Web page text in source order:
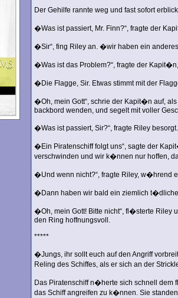
Der Gehilfe rannte weg und fast sofort
�Was ist passiert, Mr. Finn?“, fragte der
�Sir“, fing Riley an. �wir haben ein
�Was ist das Problem?“, fragte der
�Die Flagge, Sir. Etwas stimmt mit der
�Oh, mein Gott“, schrie der Kapit�n auf,
backbord wenden, und segelt mit voller
�Was ist passiert, Sir?“, fragte Riley besorgt.
�Ein Piratenschiff folgt uns“, sagte der
verschwinden und wir k�nnen nur hoffen,
�Und wenn nicht?“, fragte Riley, w�hrend
�Dann haben wir bald ein ziemlich
�Oh, mein Gott! Bitte nicht“, fl�sterte Riley
den Ring hoffnungsvoll.
*****
�Jungs, ihr sollt euch auf den Angriff
Reling des Schiffes, als er sich an der
Das Piratenschiff n�herte sich schnell dem
das Schiff angreifen zu k�nnen. Sie